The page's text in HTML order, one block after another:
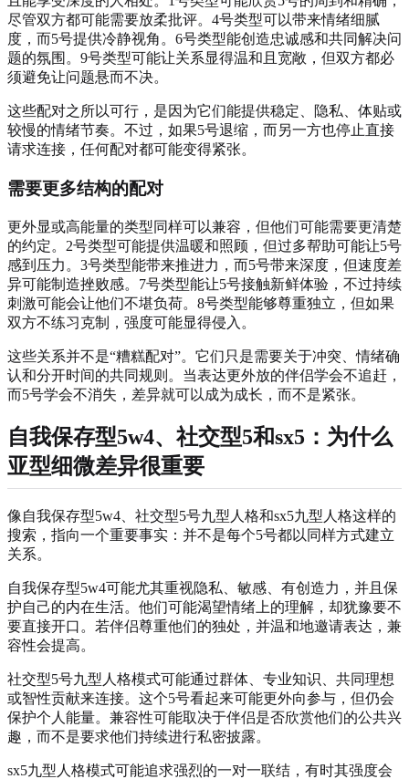
尽管双方都可能需要放柔批评。4号类型可以带来情绪细腻
度，而5号提供冷静视角。6号类型能创造忠诚感和共同解决问
题的氛围。9号类型可能让关系显得温和且宽敞，但双方都必
须避免让问题悬而不决。
这些配对之所以可行，是因为它们能提供稳定、隐私、体贴或
较慢的情绪节奏。不过，如果5号退缩，而另一方也停止直接
请求连接，任何配对都可能变得紧张。
需要更多结构的配对
更外显或高能量的类型同样可以兼容，但他们可能需要更清楚
的约定。2号类型可能提供温暖和照顾，但过多帮助可能让5号
感到压力。3号类型能带来推进力，而5号带来深度，但速度差
异可能制造挫败感。7号类型能让5号接触新鲜体验，不过持续
刺激可能会让他们不堪负荷。8号类型能够尊重独立，但如果
双方不练习克制，强度可能显得侵入。
这些关系并不是“糟糕配对”。它们只是需要关于冲突、情绪确
认和分开时间的共同规则。当表达更外放的伴侣学会不追赶，
而5号学会不消失，差异就可以成为成长，而不是紧张。
自我保存型5w4、社交型5和sx5：为什么
亚型细微差异很重要
像自我保存型5w4、社交型5号九型人格和sx5九型人格这样的
搜索，指向一个重要事实：并不是每个5号都以同样方式建立
关系。
自我保存型5w4可能尤其重视隐私、敏感、有创造力，并且保
护自己的内在生活。他们可能渴望情绪上的理解，却犹豫要不
要直接开口。若伴侣尊重他们的独处，并温和地邀请表达，兼
容性会提高。
社交型5号九型人格模式可能通过群体、专业知识、共同理想
或智性贡献来连接。这个5号看起来可能更外向参与，但仍会
保护个人能量。兼容性可能取决于伴侣是否欣赏他们的公共兴
趣，而不是要求他们持续进行私密披露。
sx5九型人格模式可能追求强烈的一对一联结，有时其强度会